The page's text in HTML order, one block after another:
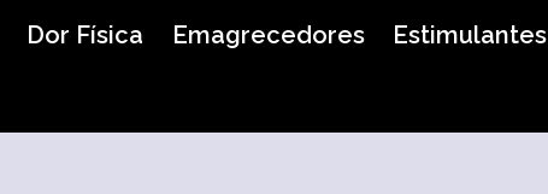
Dor Física Emagrecedores Estimulantes